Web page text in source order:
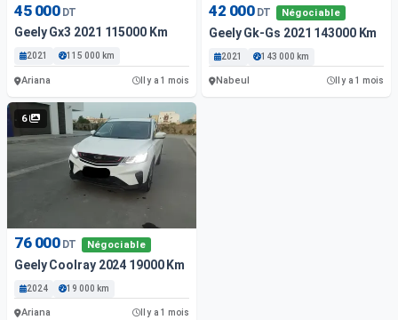
45 000 DT
Geely Gx3 2021 115000 Km
2021 115 000 km
Ariana Il y a 1 mois
42 000 DT Négociable
Geely Gk-Gs 2021 143000 Km
2021 143 000 km
Nabeul Il y a 1 mois
6
76 000 DT Négociable
Geely Coolray 2024 19000 Km
2024 19 000 km
Ariana Il y a 1 mois